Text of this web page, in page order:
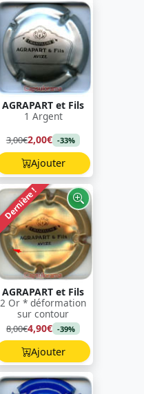
AGRAPART et Fils
1 Argent
3,00€2,00€ -33%
Ajouter
Dernière !
AGRAPART et Fils
2 Or * déformation
sur contour
8,00€4,90€ -39%
Ajouter